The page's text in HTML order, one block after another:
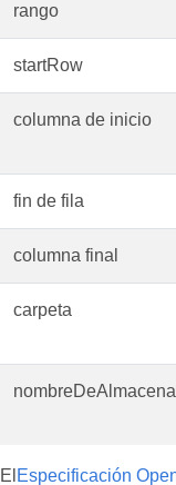
rango
startRow
columna de inicio
fin de fila
columna final
carpeta
El Especificación